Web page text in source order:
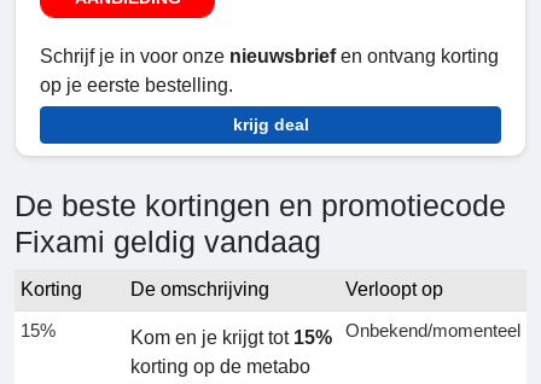
Schrijf je in voor onze nieuwsbriefen ontvang korting
op je eerste bestelling.
krijg deal
De beste kortingen en promotiecode
Fixami geldig vandaag
Korting De omschrijving
Verloopt op
15%
Kom en je krijgt tot 15%
korting op de metabo
Onbekend/momenteel